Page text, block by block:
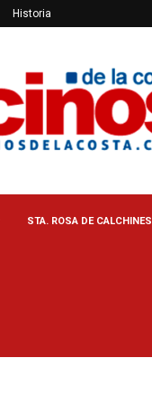
Historia
STA. ROSA DE CALCHINES